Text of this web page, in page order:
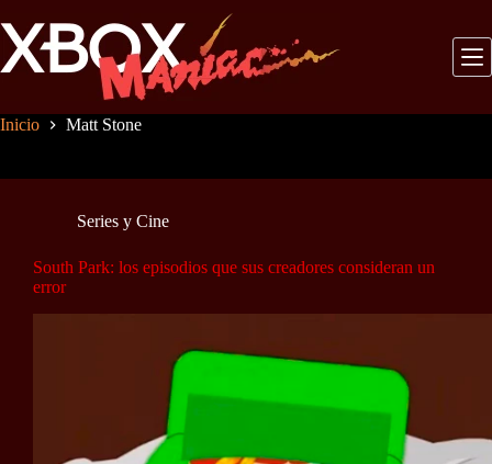
al
contenido
Inicio Matt Stone
Series y Cine
South Park: los episodios que sus creadores consideran un
error